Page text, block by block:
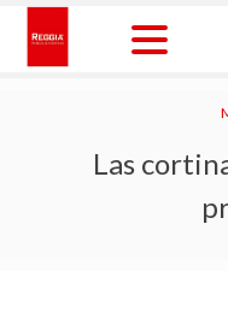
Skip
content
Las